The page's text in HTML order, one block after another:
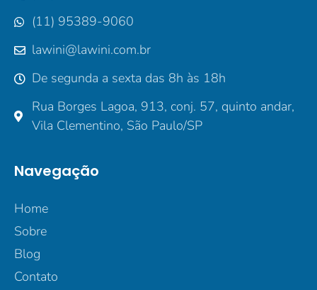
(11) 95389-9060
lawini@lawini.com.br
De segunda a sexta das 8h às 18h
Rua Borges Lagoa, 913, conj. 57, quinto andar,
Vila Clementino, São Paulo/SP
Navegação
Home
Sobre
Blog
Contato